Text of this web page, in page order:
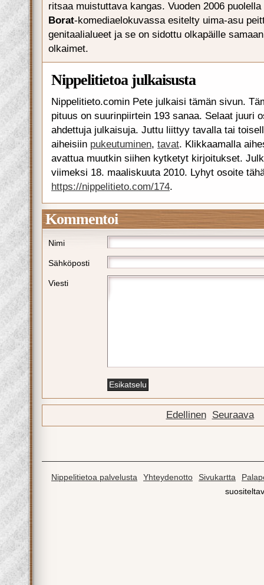
ritsaa muistuttava kangas. Vuoden 2006
Borat-komediaelokuvassa esitelty uima-asu
genitaalialueet ja se on sidottu olkapäille
olkaimet.
Nippelitietoa julkaisusta
Nippelitieto.comin Pete julkaisi tämän sivun.
pituus on suurinpiirtein 193 sanaa. Selaat juuri
ahdettuja julkaisuja. Juttu liittyy tavalla tai
aiheisiin pukeutuminen, tavat. Klikkaamalla
avattua muutkin siihen kytketyt kirjoitukset.
viimeksi 18. maaliskuuta 2010. Lyhyt osoite
https://nippelitieto.com/174.
Kommentoi
Nimi
Sähköposti
Viesti
Edellinen Seuraava
Nippelitietoa palvelusta Yhteydenotto Sivukartta